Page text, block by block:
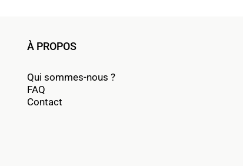
À PROPOS
Qui sommes-nous ?
FAQ
Contact